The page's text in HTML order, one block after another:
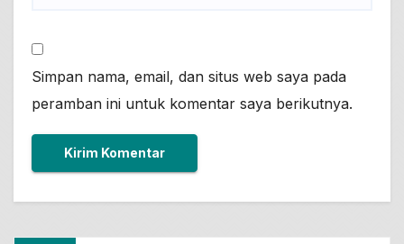
Simpan nama, email, dan situs web saya pada
peramban ini untuk komentar saya berikutnya.